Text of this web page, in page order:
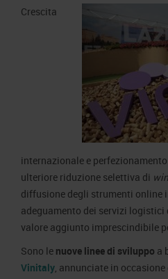
Numeri della fiera
Carta dei Valori
Modello di Organizzazione, Gestione
Responsabilità Sociale d’Impresa
Certificazioni riconosciute
Società trasparente
Compensi Organi Societari
Bilanci Societari
Accredito Stampa Marmomac
Servizi in quartiere per la stampa
Crescita
internazionale e
ulteriore riduzione selettiva di
diffusione degli strumenti online
adeguamento dei servizi logistici
valore aggiunto imprescindibile
Sono le nuove linee di sviluppo a
Vinitaly, annunciate in